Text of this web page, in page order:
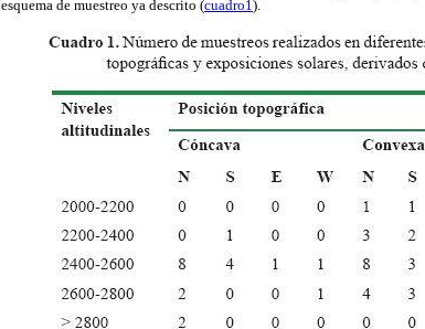
de muestreo ya descrito (cuadro1 ).